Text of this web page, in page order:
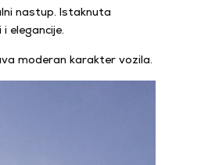
nastup. Istaknuta
elegancije.
moderan karakter vozila.